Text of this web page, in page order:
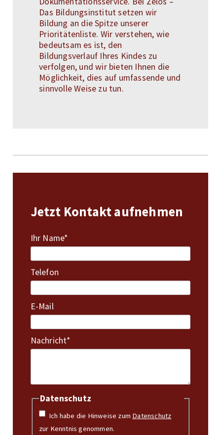
Das Bildungsinstitut setzen wir
Bildung an die Spitze unserer
Prioritätenliste. Wir verstehen, wie
bedeutsam es ist, den
Bildungsverlauf Ihres Kindes zu
verfolgen, und wir bieten Ihnen die
Möglichkeit, dies auf umfassende und
sinnvolle Weise zu tun.
Jetzt Kontakt aufnehmen
Pflichtfeld
Ihr Name*
Telefon
E-Mail
Pflichtfeld
Nachricht*
Datenschutz
Ich habe die Hinweise zum Datenschutz
zur Kenntnis genommen.